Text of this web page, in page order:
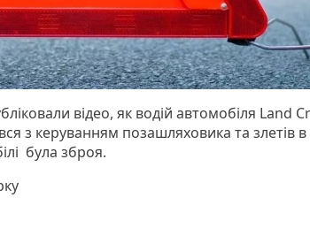
відео, як водій автомобіля Land
з керуванням позашляховика та злетів
була зброя.